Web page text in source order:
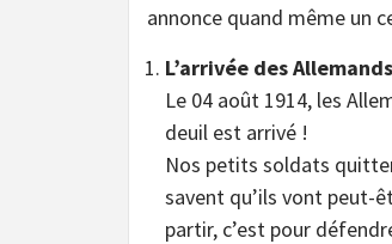
annonce quand même un
L’arrivée des
Le 04 août 1914, les
deuil est arrivé !
Nos petits soldats
savent qu’ils vont peut-
partir, c’est pour